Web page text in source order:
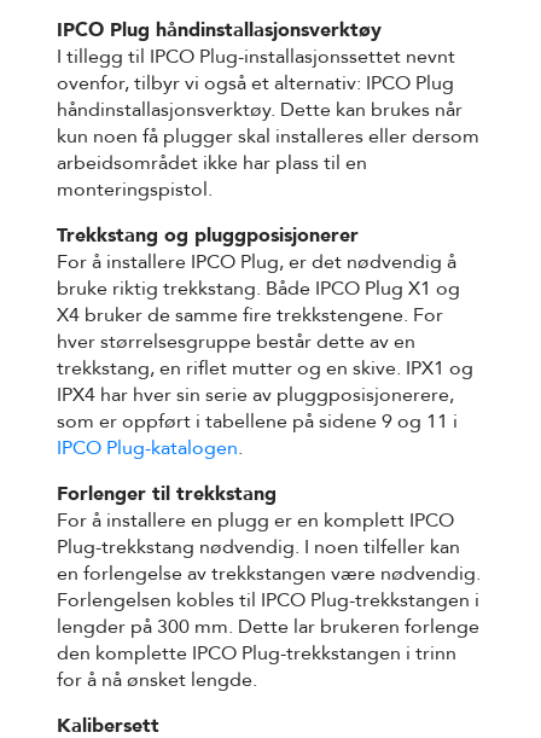
IPCO Plug håndinstallasjonsverktøy
I tillegg til IPCO Plug-installasjonssettet nevnt
ovenfor, tilbyr vi også et alternativ: IPCO Plug
håndinstallasjonsverktøy. Dette kan brukes når
kun noen få plugger skal installeres eller dersom
arbeidsområdet ikke har plass til en
monteringspistol.
Trekkstang og pluggposisjonerer
For å installere IPCO Plug, er det nødvendig å
bruke riktig trekkstang. Både IPCO Plug X1 og
X4 bruker de samme fire trekkstengene. For
hver størrelsesgruppe består dette av en
trekkstang, en riflet mutter og en skive. IPX1 og
IPX4 har hver sin serie av pluggposisjonerere,
som er oppført i tabellene på sidene 9 og 11 i
IPCO Plug-katalogen.
Forlenger til trekkstang
For å installere en plugg er en komplett IPCO
Plug-trekkstang nødvendig. I noen tilfeller kan
en forlengelse av trekkstangen være nødvendig.
Forlengelsen kobles til IPCO Plug-trekkstangen i
lengder på 300 mm. Dette lar brukeren forlenge
den komplette IPCO Plug-trekkstangen i trinn
for å nå ønsket lengde.
Kalibersett